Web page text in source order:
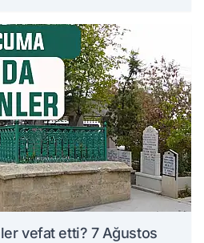
vefat etti? 7 Ağustos